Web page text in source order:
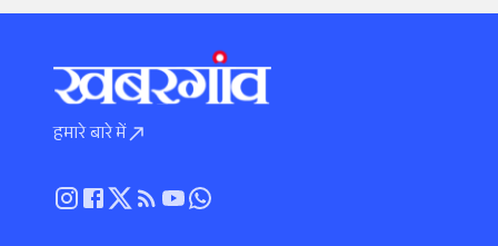
हमारे बारे में